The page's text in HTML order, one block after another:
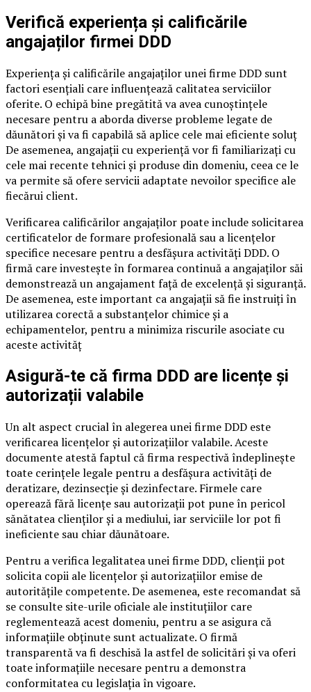
Verifică experiența și calificările
angajaților firmei DDD
Experiența și calificările angajaților unei firme DDD sunt
factori esențiali care influențează calitatea serviciilor
oferite. O echipă bine pregătită va avea cunoștințele
necesare pentru a aborda diverse probleme legate de
dăunători și va fi capabilă să aplice cele mai eficiente soluț
De asemenea, angajații cu experiență vor fi familiarizați cu
cele mai recente tehnici și produse din domeniu, ceea ce le
va permite să ofere servicii adaptate nevoilor specifice ale
fiecărui client.
Verificarea calificărilor angajaților poate include solicitarea
certificatelor de formare profesională sau a licențelor
specifice necesare pentru a desfășura activități DDD. O
firmă care investește în formarea continuă a angajaților săi
demonstrează un angajament față de excelență și siguranță.
De asemenea, este important ca angajații să fie instruiți în
utilizarea corectă a substanțelor chimice și a
echipamentelor, pentru a minimiza riscurile asociate cu
aceste activităț
Asigură-te că firma DDD are licențe și
autorizații valabile
Un alt aspect crucial în alegerea unei firme DDD este
verificarea licențelor și autorizațiilor valabile. Aceste
documente atestă faptul că firma respectivă îndeplinește
toate cerințele legale pentru a desfășura activități de
deratizare, dezinsecție și dezinfectare. Firmele care
operează fără licențe sau autorizații pot pune în pericol
sănătatea clienților și a mediului, iar serviciile lor pot fi
ineficiente sau chiar dăunătoare.
Pentru a verifica legalitatea unei firme DDD, clienții pot
solicita copii ale licențelor și autorizațiilor emise de
autoritățile competente. De asemenea, este recomandat să
se consulte site-urile oficiale ale instituțiilor care
reglementează acest domeniu, pentru a se asigura că
informațiile obținute sunt actualizate. O firmă
transparentă va fi deschisă la astfel de solicitări și va oferi
toate informațiile necesare pentru a demonstra
conformitatea cu legislația în vigoare.